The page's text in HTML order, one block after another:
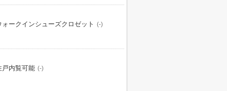
ォークインシューズクロゼット (-)
戸内覧可能 (-)